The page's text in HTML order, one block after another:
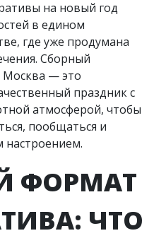
на новый год
в едином
где уже продумана
Сборный
Москва — это
праздник с
атмосферой, чтобы
пообщаться и
настроением.
ФОРМАТ
ЧТО